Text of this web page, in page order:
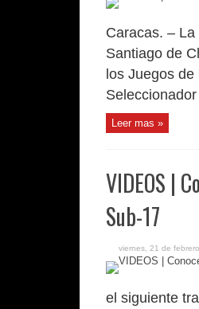
Caracas. –
Santiago de
los Juegos
Leer mas »
VIDEOS |
Sub-17
viernes, 21 de
el siguiente